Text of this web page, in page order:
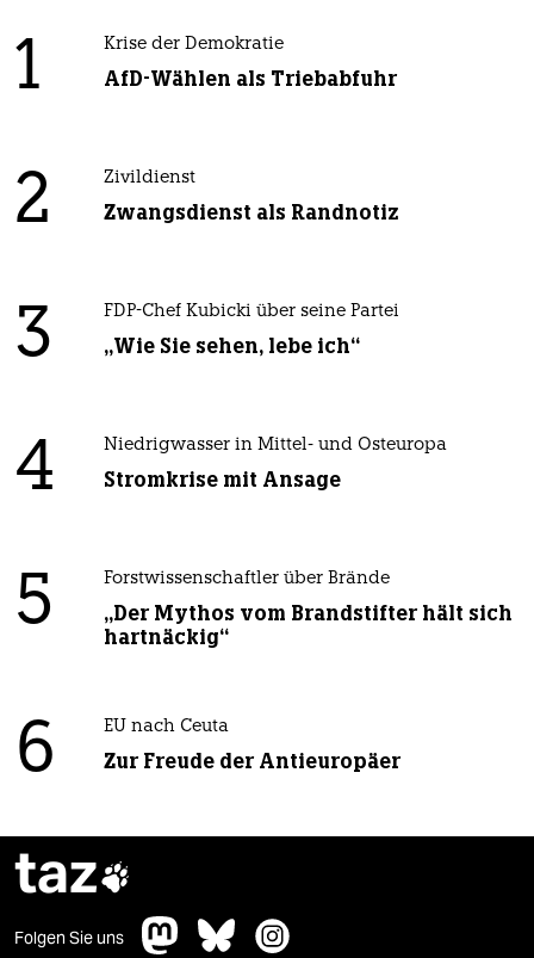
1 Krise der Demokratie
AfD-Wählen als Triebabfuhr
2 Zivildienst
Zwangsdienst als Randnotiz
3 FDP-Chef Kubicki über seine Partei
„Wie Sie sehen, lebe ich“
4 Niedrigwasser in Mittel- und Osteuropa
Stromkrise mit Ansage
5 Forstwissenschaftler über Brände
„Der Mythos vom Brandstifter hält sich
hartnäckig“
6 EU nach Ceuta
Zur Freude der Antieuropäer
taz
Folgen Sie uns